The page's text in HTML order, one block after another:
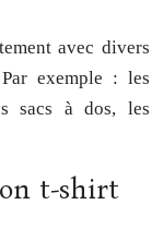
avec divers
exemple : les
sacs à dos, les
t-shirt